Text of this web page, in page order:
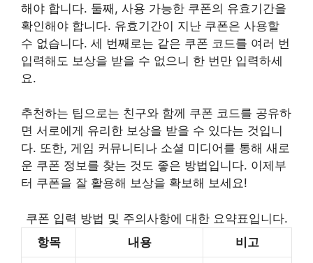
해야 합니다. 둘째, 사용 가능한 쿠폰의 유효기간을
확인해야 합니다. 유효기간이 지난 쿠폰은 사용할
수 없습니다. 세 번째로는 같은 쿠폰 코드를 여러 번
입력해도 보상을 받을 수 없으니 한 번만 입력하세
요.
추천하는 팁으로는 친구와 함께 쿠폰 코드를 공유하
면 서로에게 유리한 보상을 받을 수 있다는 것입니
다. 또한, 게임 커뮤니티나 소셜 미디어를 통해 새로
운 쿠폰 정보를 찾는 것도 좋은 방법입니다. 이제부
터 쿠폰을 잘 활용해 보상을 확보해 보세요!
쿠폰 입력 방법 및 주의사항에 대한 요약표입니다.
항목
내용 비고